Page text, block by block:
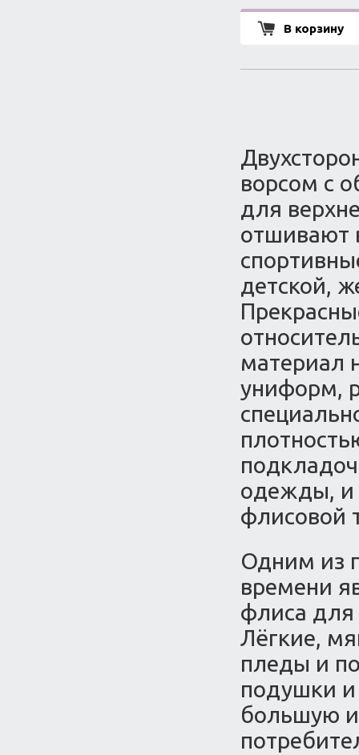
В корзину
ворсом с
для
отшивают
детской,
материал
униформ,
одежды, и
флисовой
Одним из
времени
флиса для
Лёгкие,
пледы и
подушки и
большую